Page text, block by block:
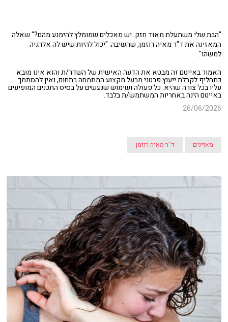
"הבת שלי משתעלת מאוד חזק. יש מאכלים שמומלץ להימנע מהם?" שאלה
המאזינה את ד"ר מאיה רוזמן, שהשיבה: "יכול להיות שיש לה אלרגיה
למשהו".
האמור באייטם זה מבטא את הדעה האישית של השדר/ת והוא אינו מובא
כתחליף לקבלת ייעוץ פרטני מבעל מקצוע המתמחה בתחום, ואין להסתמך
עליו בכל צורה שהיא. כל פעולה ושימוש שנעשים על בסיס התכנים המופיעים
באייטם הינה באחריות המשתמש/ת בלבד.
26/06/2026
מאזינים ד"ר מאיה רוזמן